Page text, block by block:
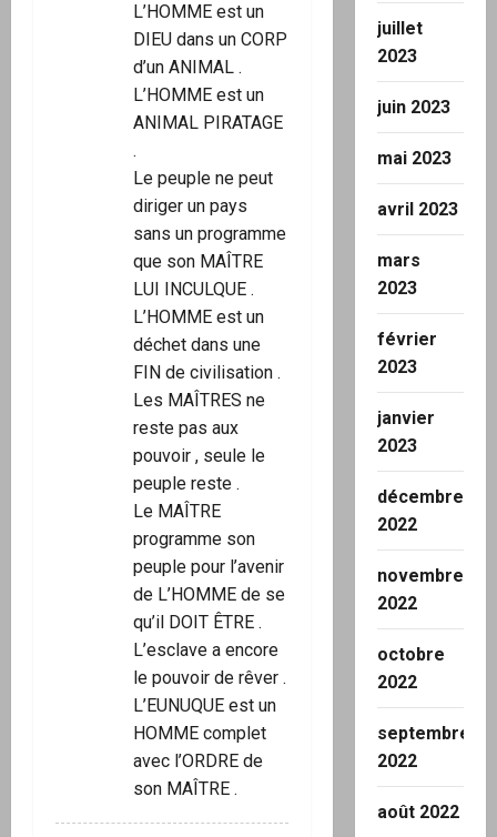
L’HOMME est un
DIEU dans un CORP
d’un ANIMAL .
L’HOMME est un
ANIMAL PIRATAGE
.
Le peuple ne peut
diriger un pays
sans un programme
que son MAÎTRE
LUI INCULQUE .
L’HOMME est un
déchet dans une
FIN de civilisation .
Les MAÎTRES ne
reste pas aux
pouvoir , seule le
peuple reste .
Le MAÎTRE
programme son
peuple pour l’avenir
de L’HOMME de se
qu’il DOIT ÊTRE .
L’esclave a encore
le pouvoir de rêver .
L’EUNUQUE est un
HOMME complet
avec l’ORDRE de
son MAÎTRE .
juillet
2023
juin 2023
mai 2023
avril 2023
mars
2023
février
2023
janvier
2023
décembre
2022
novembre
2022
octobre
2022
septembre
2022
août 2022